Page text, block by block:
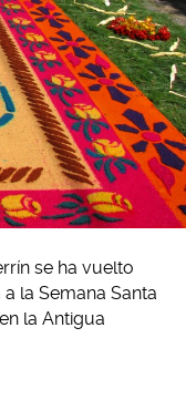
se ha vuelto
la Semana Santa
la Antigua